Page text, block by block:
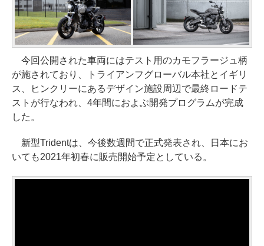
今回公開された車両にはテスト用のカモフラージュ柄
が施されており、トライアンフグローバル本社とイギリ
ス、ヒンクリーにあるデザイン施設周辺で最終ロードテ
ストが行なわれ、4年間におよぶ開発プログラムが完成
した。
新型Tridentは、今後数週間で正式発表され、日本にお
いても2021年初春に販売開始予定としている。